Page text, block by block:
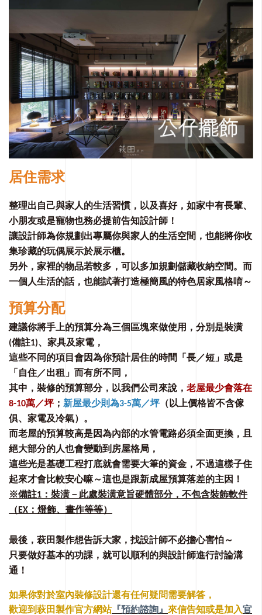
居住需求
整理出⾃⼰與家⼈的⽣活習慣，以及喜好，如家中有長輩、
小朋友或是寵物也務必提前告知設計師！
讓設計師為你規劃出專屬你與家人的生活空間，也能將你收
集珍藏的玩偶展⽰於展⽰櫃。
另外，家裡的物品若較多，可以多加規劃儲藏收納空間。⽽
⼀個⼈⽣活的話，也能試著打造極簡風的特⾊居家風格唷～
預算分配
建議你將手上的預算分為三個區塊來做使用，分別是裝潢
(備註1)、家具及家電，
這些不同的項目會因為你預計居住的時間「長／短」或是
「自住／出租」⽽有所不同，
其中，裝修的預算部分，以我們公司來說， 老屋最少會落在
8-10萬／坪； 新屋最少則為3-5萬／坪（以上價格皆不含傢
俱、家電及冷氣）。
而老屋的預算較高是因為內部的水管電路必須全面更換，且
絕大部分的人也會變動到房屋格局，
這些光是基礎工程打底就會需要大筆的資金，不過這樣子住
起來才會比較安心嘛～這也是跟新成屋預算落差的主因！
※備註1：裝潢－此處裝潢意旨硬體部分，不包含裝飾軟件
（EX：燈飾、畫作等等）
最後，萩⽥製作想告訴⼤家，找設計師不必擔心害怕～
只要做好基本的功課，就可以順利的與設計師進行討論溝
通！
如果你對於室內裝修設計還有任何疑問需要解答，
歡迎到萩⽥製作官⽅網站『預約諮詢』 來信告知或是加入官